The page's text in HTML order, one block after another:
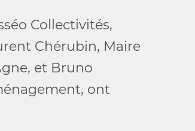
Collectivités,
Chérubin, Maire
et Bruno
ont